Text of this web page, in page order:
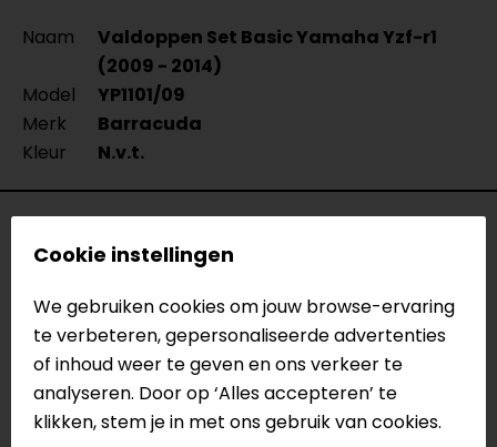
Naam
Valdoppen Set Basic Yamaha Yzf-r1
(2009 - 2014)
Model
YP1101/09
Merk
Barracuda
Kleur
N.v.t.
03-08-2022
geen toelichting gegeven
- Anoniem
Cookie instellingen
We gebruiken cookies om jouw browse-ervaring
te verbeteren, gepersonaliseerde advertenties
of inhoud weer te geven en ons verkeer te
analyseren. Door op ‘Alles accepteren’ te
klikken, stem je in met ons gebruik van cookies.